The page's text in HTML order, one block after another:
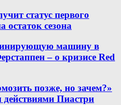
статус первого
остаток сезона
машину в
– о кризисе Red
позже, но зачем?»
действиями Пиастри